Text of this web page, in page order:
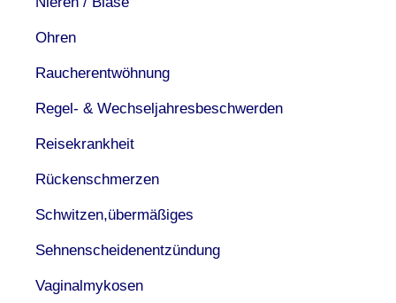
Ohren
Raucherentwöhnung
Regel- & Wechseljahresbeschwerden
Reisekrankheit
Rückenschmerzen
Schwitzen,übermäßiges
Sehnenscheidenentzündung
Vaginalmykosen